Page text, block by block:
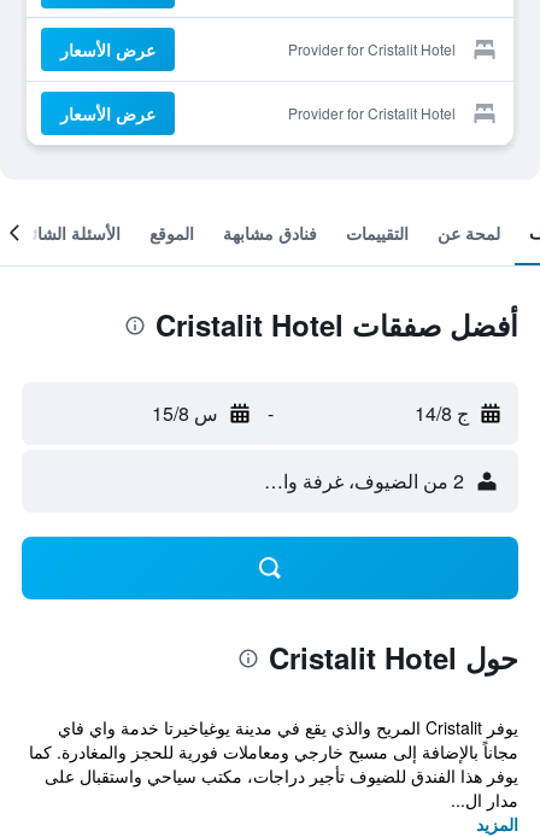
Provider for Cristalit Hotel عرض الأسعار
Provider for Cristalit Hotel عرض الأسعار
لمحة عن التقييمات فنادق مشابهة الموقع الأسئلة الشائعة
أفضل صفقات Cristalit Hotel
ج 14/8 - س 15/8
2 من الضيوف، غرفة واحدة
حول Cristalit Hotel
يوفر Cristalit المريح والذي يقع في مدينة يوغياخيرتا خدمة واي فاي
مجاناً بالإضافة إلى مسبح خارجي ومعاملات فورية للحجز والمغادرة. كما
يوفر هذا الفندق للضيوف تأجير دراجات، مكتب سياحي واستقبال على
مدار ال...
المزيد